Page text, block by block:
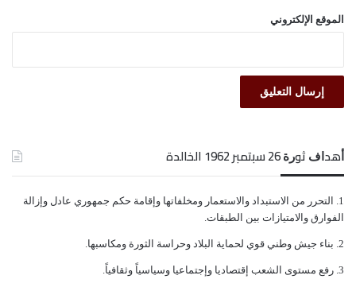
الموقع الإلكتروني
ﺃﻫﺪﺍﻑ ﺛﻮﺭﺓ 26 ﺳﺒﺘﻤﺒﺮ 1962 الخالدة
ﺍﻟﺘﺤﺮﺭ ﻣﻦ ﺍﻻﺳﺘﺒﺪﺍﺩ ﻭﺍﻻﺳﺘﻌﻤﺎﺭ ﻭﻣﺨﻠﻔﺎﺗﻬﺎ ﻭﺇﻗﺎﻣﺔ ﺣﻜﻢ ﺟﻤﻬﻮﺭﻱ ﻋﺎﺩﻝ ﻭﺇﺯﺍﻟﺔ
ﺍﻟﻔﻮﺍﺭﻕ ﻭﺍﻻﻣﺘﻴﺎﺯﺍﺕ ﺑﻴﻦ ﺍﻟﻄﺒﻘﺎﺕ.
ﺑﻨﺎﺀ ﺟﻴﺶ ﻭﻃﻨﻲ ﻗﻮﻱ ﻟﺤﻤﺎﻳﺔ ﺍﻟﺒﻼﺩ ﻭﺣﺮﺍﺳﺔ ﺍﻟﺜﻮﺭﺓ ﻭﻣﻜﺎﺳﺒﻬﺎ.
ﺭﻓﻊ ﻣﺴﺘﻮﻯ ﺍﻟﺸﻌﺐ ﺇﻗﺘﺼﺎﺩﻳﺎ ﻭﺇﺟﺘﻤﺎﻋﻴﺎ ﻭﺳﻴﺎﺳﻴﺎً ﻭﺛﻘﺎﻓﻴﺎً.